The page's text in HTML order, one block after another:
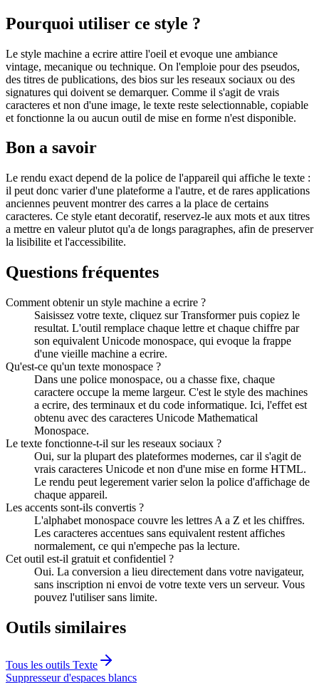
Pourquoi utiliser ce style ?
Le style machine a ecrire attire l'oeil et evoque une ambiance
vintage, mecanique ou technique. On l'emploie pour des pseudos,
des titres de publications, des bios sur les reseaux sociaux ou des
signatures qui doivent se demarquer. Comme il s'agit de vrais
caracteres et non d'une image, le texte reste selectionnable, copiable
et fonctionne la ou aucun outil de mise en forme n'est disponible.
Bon a savoir
Le rendu exact depend de la police de l'appareil qui affiche le texte :
il peut donc varier d'une plateforme a l'autre, et de rares applications
anciennes peuvent montrer des carres a la place de certains
caracteres. Ce style etant decoratif, reservez-le aux mots et aux titres
a mettre en valeur plutot qu'a de longs paragraphes, afin de preserver
la lisibilite et l'accessibilite.
Questions fréquentes
Comment obtenir un style machine a ecrire ?
Saisissez votre texte, cliquez sur Transformer puis copiez le
resultat. L'outil remplace chaque lettre et chaque chiffre par
son equivalent Unicode monospace, qui evoque la frappe
d'une vieille machine a ecrire.
Qu'est-ce qu'un texte monospace ?
Dans une police monospace, ou a chasse fixe, chaque
caractere occupe la meme largeur. C'est le style des machines
a ecrire, des terminaux et du code informatique. Ici, l'effet est
obtenu avec des caracteres Unicode Mathematical
Monospace.
Le texte fonctionne-t-il sur les reseaux sociaux ?
Oui, sur la plupart des plateformes modernes, car il s'agit de
vrais caracteres Unicode et non d'une mise en forme HTML.
Le rendu peut legerement varier selon la police d'affichage de
chaque appareil.
Les accents sont-ils convertis ?
L'alphabet monospace couvre les lettres A a Z et les chiffres.
Les caracteres accentues sans equivalent restent affiches
normalement, ce qui n'empeche pas la lecture.
Cet outil est-il gratuit et confidentiel ?
Oui. La conversion a lieu directement dans votre navigateur,
sans inscription ni envoi de votre texte vers un serveur. Vous
pouvez l'utiliser sans limite.
Outils similaires
Tous les outils Texte
Suppresseur d'espaces blancs